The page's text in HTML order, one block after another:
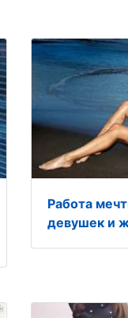
Работа
девушек и